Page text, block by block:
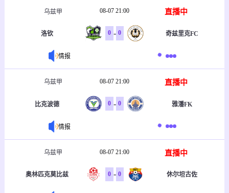
乌兹甲 08-07 21:00 直播中
洛钦 0 - 0 奇兹里克FC
情报
乌兹甲 08-07 21:00 直播中
比克波德 0 - 0 雅潘FK
情报
乌兹甲 08-07 21:00 直播中
奥林匹克莫比兹 0 - 0 休尔坦古佐